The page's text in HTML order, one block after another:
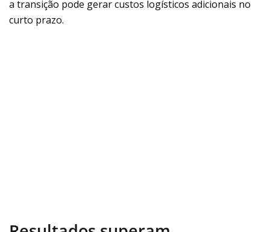
a transição pode gerar custos logísticos adicionais no
curto prazo.